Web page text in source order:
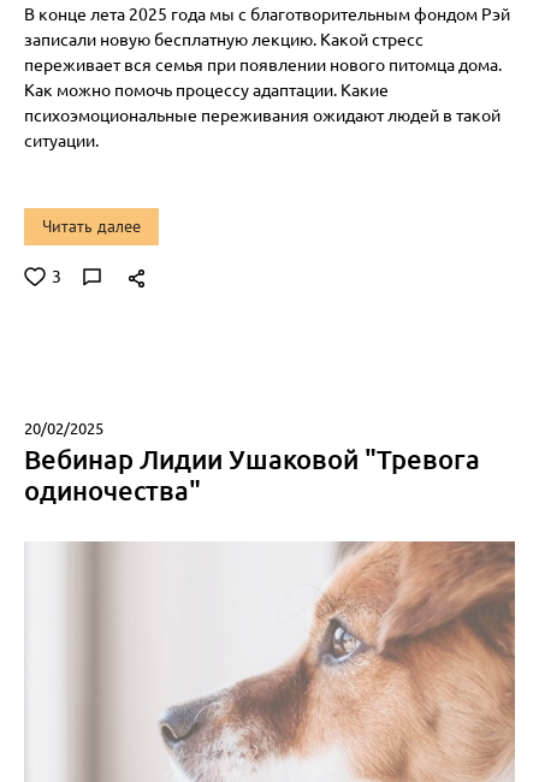
В конце лета 2025 года мы с благотворительным фондом Рэй
записали новую бесплатную лекцию. Какой стресс
переживает вся семья при появлении нового питомца дома.
Как можно помочь процессу адаптации. Какие
психоэмоциональные переживания ожидают людей в такой
ситуации.
Читать далее
3
20/02/2025
Вебинар Лидии Ушаковой "Тревога
одиночества"